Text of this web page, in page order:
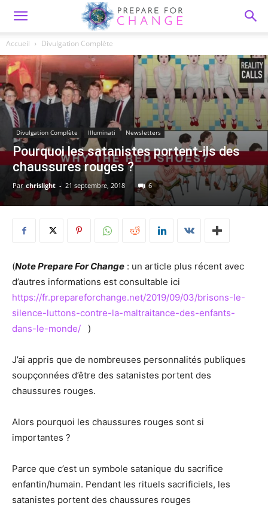
Accueil Divulgation Complète
Divulgation Complète Illuminati Newsletters
Pourquoi les satanistes portent-ils des
chaussures rouges ?
Par chrislight - 21 septembre, 2018 6
(Note Prepare For Change : un article plus récent avec
d’autres informations est consultable ici
https://fr.prepareforchange.net/2019/09/03/brisons-le-
silence-luttons-contre-la-maltraitance-des-enfants-
dans-le-monde/ )
J’ai appris que de nombreuses personnalités publiques
soupçonnées d’être des satanistes portent des
chaussures rouges.
Alors pourquoi les chaussures rouges sont si
importantes ?
Parce que c’est un symbole satanique du sacrifice
enfantin/humain. Pendant les rituels sacrificiels, les
satanistes portent des chaussures rouges